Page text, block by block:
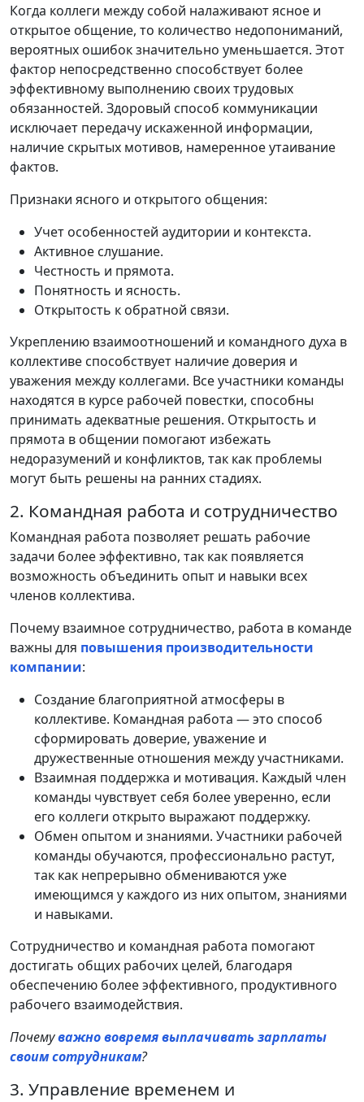
Когда коллеги между собой налаживают ясное и
открытое общение, то количество недопониманий,
вероятных ошибок значительно уменьшается. Этот
фактор непосредственно способствует более
эффективному выполнению своих трудовых
обязанностей. Здоровый способ коммуникации
исключает передачу искаженной информации,
наличие скрытых мотивов, намеренное утаивание
фактов.
Признаки ясного и открытого общения:
Учет особенностей аудитории и контекста.
Активное слушание.
Честность и прямота.
Понятность и ясность.
Открытость к обратной связи.
Укреплению взаимоотношений и командного духа в
коллективе способствует наличие доверия и
уважения между коллегами. Все участники команды
находятся в курсе рабочей повестки, способны
принимать адекватные решения. Открытость и
прямота в общении помогают избежать
недоразумений и конфликтов, так как проблемы
могут быть решены на ранних стадиях.
2. Командная работа и сотрудничество
Командная работа позволяет решать рабочие
задачи более эффективно, так как появляется
возможность объединить опыт и навыки всех
членов коллектива.
Почему взаимное сотрудничество, работа в команде
важны для повышения производительности
компании:
Создание благоприятной атмосферы в
коллективе. Командная работа — это способ
сформировать доверие, уважение и
дружественные отношения между участниками.
Взаимная поддержка и мотивация. Каждый член
команды чувствует себя более уверенно, если
его коллеги открыто выражают поддержку.
Обмен опытом и знаниями. Участники рабочей
команды обучаются, профессионально растут,
так как непрерывно обмениваются уже
имеющимся у каждого из них опытом, знаниями
и навыками.
Сотрудничество и командная работа помогают
достигать общих рабочих целей, благодаря
обеспечению более эффективного, продуктивного
рабочего взаимодействия.
Почемуважно вовремя выплачивать зарплаты
своим сотрудникам?
3. Управление временем и